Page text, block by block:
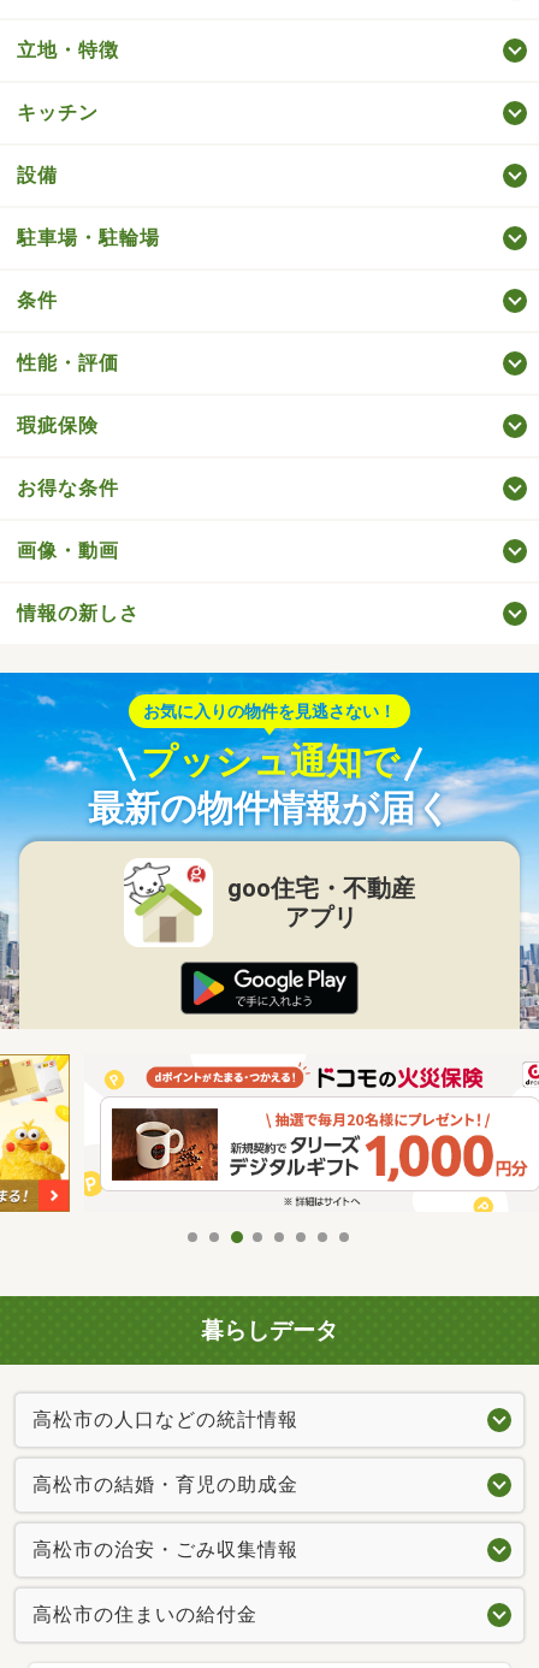
立地・特徴
キッチン
設備
駐車場・駐輪場
条件
性能・評価
瑕疵保険
お得な条件
画像・動画
情報の新しさ
お気に入りの物件を見逃さない！
プッシュ通知で
最新の物件情報が届く
goo住宅・不動産
アプリ
暮らしデータ
高松市の人口などの統計情報
高松市の結婚・育児の助成金
高松市の治安・ごみ収集情報
高松市の住まいの給付金